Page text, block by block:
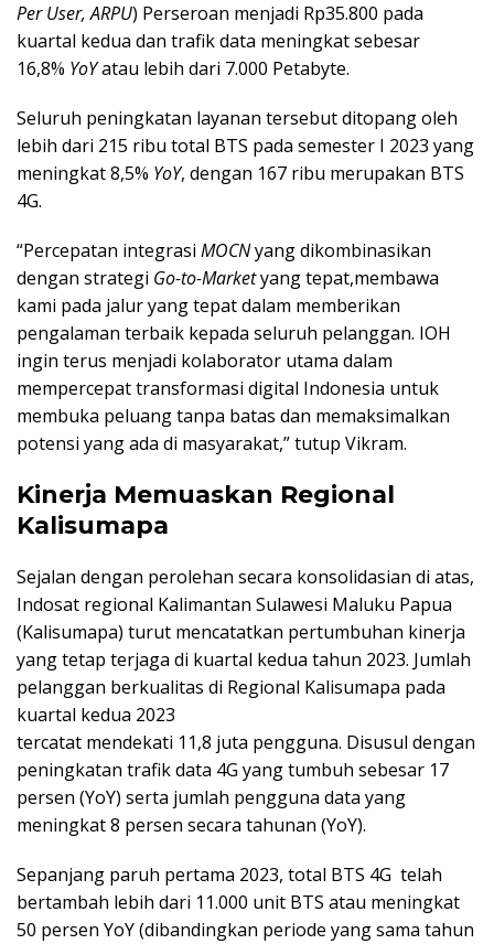
Per User, ARPU) Perseroan menjadi Rp35.800 pada
kuartal kedua dan trafik data meningkat sebesar
16,8% YoYatau lebih dari 7.000 Petabyte.
Seluruh peningkatan layanan tersebut ditopang oleh
lebih dari 215 ribu total BTS pada semester I 2023 yang
meningkat 8,5% YoY, dengan 167 ribu merupakan BTS
4G.
“Percepatan integrasi MOCNyang dikombinasikan
dengan strategi Go-to-Marketyang tepat,membawa
kami pada jalur yang tepat dalam memberikan
pengalaman terbaik kepada seluruh pelanggan. IOH
ingin terus menjadi kolaborator utama dalam
mempercepat transformasi digital Indonesia untuk
membuka peluang tanpa batas dan memaksimalkan
potensi yang ada di masyarakat,” tutup Vikram.
Kinerja Memuaskan Regional
Kalisumapa
Sejalan dengan perolehan secara konsolidasian di atas,
Indosat regional Kalimantan Sulawesi Maluku Papua
(Kalisumapa) turut mencatatkan pertumbuhan kinerja
yang tetap terjaga di kuartal kedua tahun 2023. Jumlah
pelanggan berkualitas di Regional Kalisumapa pada
kuartal kedua 2023
tercatat mendekati 11,8 juta pengguna. Disusul dengan
peningkatan trafik data 4G yang tumbuh sebesar 17
persen (YoY) serta jumlah pengguna data yang
meningkat 8 persen secara tahunan (YoY).
Sepanjang paruh pertama 2023, total BTS 4G telah
bertambah lebih dari 11.000 unit BTS atau meningkat
50 persen YoY (dibandingkan periode yang sama tahun